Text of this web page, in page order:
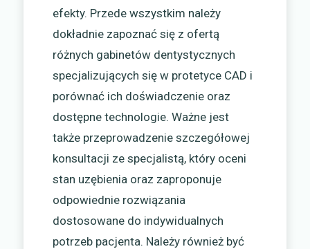
efekty. Przede wszystkim należy
dokładnie zapoznać się z ofertą
różnych gabinetów dentystycznych
specjalizujących się w protetyce CAD i
porównać ich doświadczenie oraz
dostępne technologie. Ważne jest
także przeprowadzenie szczegółowej
konsultacji ze specjalistą, który oceni
stan uzębienia oraz zaproponuje
odpowiednie rozwiązania
dostosowane do indywidualnych
potrzeb pacjenta. Należy również być